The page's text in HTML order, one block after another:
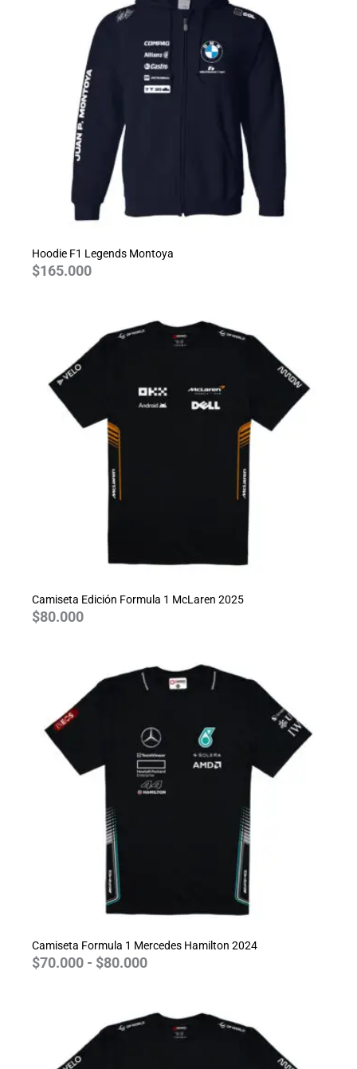
Hoodie F1 Legends Montoya
$165.000
Camiseta Edición Formula 1 McLaren 2025
$80.000
Camiseta Formula 1 Mercedes Hamilton 2024
$70.000 - $80.000
de
precios:
hasta
$80.000